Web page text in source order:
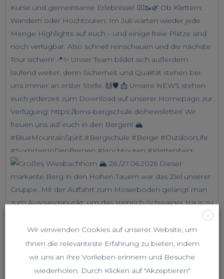
X
Wir verwenden Cookies auf unserer Website, um
Ihnen die relevanteste Erfahrung zu bieten, indem
wir uns an Ihre Vorlieben erinnern und Besuche
wiederholen. Durch Klicken auf "Akzeptieren"